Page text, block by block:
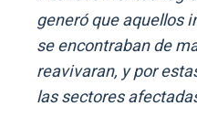
generó que aquellos
se encontraban de
reavivaran, y por
las sectores